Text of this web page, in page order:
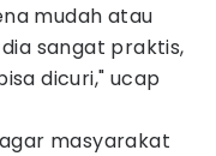
mudah atau
sangat praktis,
dicuri," ucap
masyarakat